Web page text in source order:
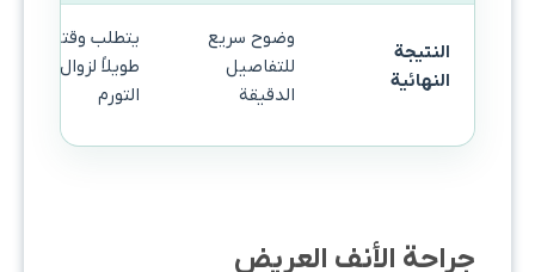
النتيجة
النهائية
وضوح سريع
للتفاصيل
الدقيقة
يتطلب وقتاً
طويلاً لزوال
التورم
جراحة الأنف العريض